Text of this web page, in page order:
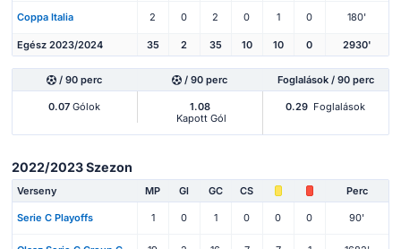
Coppa Italia 2 0 2 0 1 0 180'
Egész 2023/2024 35 2 35 10 10 0 2930'
/ 90 perc / 90 perc Foglalások / 90 perc
0.07 Gólok
1.08
Kapott Gól
0.29 Foglalások
2022/2023 Szezon
Verseny MP Gl GC CS Perc
Serie C Playoffs 1 0 1 0 0 0 90'